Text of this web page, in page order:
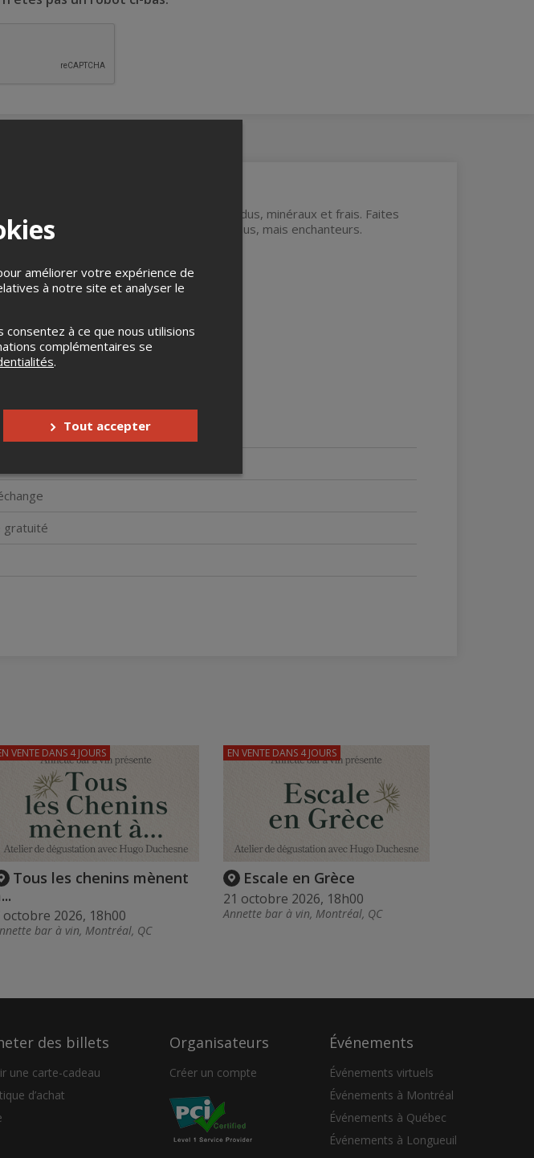
les voiles. Cap sur un pays de vins tendus, minéraux et frais. Faites
vous fera découvrir des terroirs méconnus, mais enchanteurs.
- valeur de 66$
la dégustation
de 18 ans et plus.
gratuité
Tous les chenins mènent
octobre 2026, 18h00
bar à vin, Montréal, QC
VENTE DANS 4 JOURS
Escale en Grèce
21 octobre 2026, 18h00
Annette bar à vin, Montréal, QC
EN VENTE DANS 4 JOURS
des billets
une carte-cadeau
d’achat
Organisateurs
Créer un compte
Événements
Événements virtuels
Événements à Montréal
Événements à Québec
Événements à Longueuil
améliorer votre expérience de
à notre site et analyser le
consentez à ce que nous utilisions
complémentaires se
.
Tout accepter